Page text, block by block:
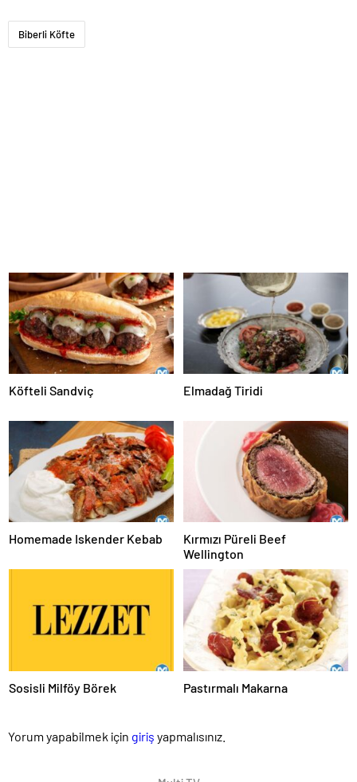
Biberli Köfte
Köfteli Sandviç Elmadağ Tiridi
Homemade Iskender Kebab
Kırmızı Püreli Beef
Wellington
Sosisli Milföy Börek Pastırmalı Makarna
Yorum yapabilmek için giriş yapmalısınız.